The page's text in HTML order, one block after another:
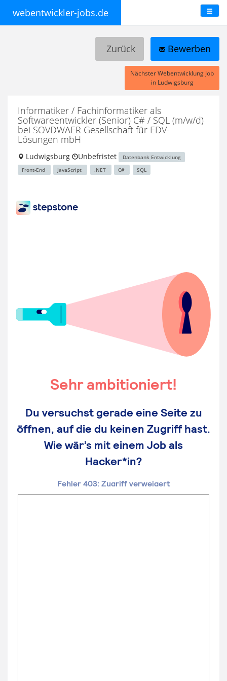
webentwickler-jobs.de
Zurück Bewerben
Nächster Webentwicklung Job
in Ludwigsburg
Informatiker / Fachinformatiker als
Softwareentwickler (Senior) C# / SQL (m/w/d)
bei SOVDWAER Gesellschaft für EDV-
Lösungen mbH
Ludwigsburg Unbefristet
Datenbank Entwicklung
Front-End
JavaScript .NET C# SQL